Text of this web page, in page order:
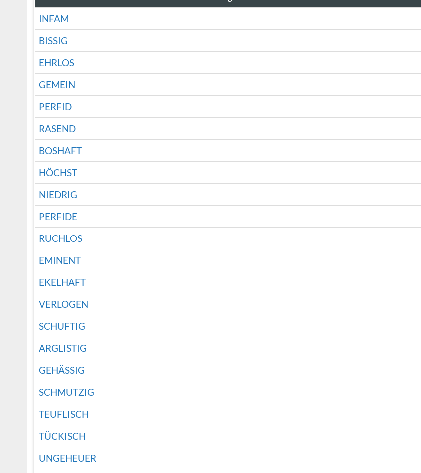
INFAM
BISSIG
EHRLOS
GEMEIN
PERFID
RASEND
BOSHAFT
HÖCHST
NIEDRIG
PERFIDE
RUCHLOS
EMINENT
EKELHAFT
VERLOGEN
SCHUFTIG
ARGLISTIG
GEHÄSSIG
SCHMUTZIG
TEUFLISCH
TÜCKISCH
UNGEHEUER